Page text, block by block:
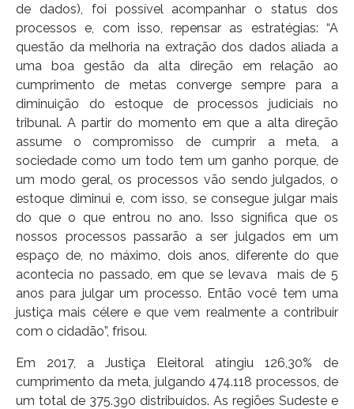
de dados), foi possível acompanhar o status dos
processos e, com isso, repensar as estratégias: “A
questão da melhoria na extração dos dados aliada a
uma boa gestão da alta direção em relação ao
cumprimento de metas converge sempre para a
diminuição do estoque de processos judiciais no
tribunal. A partir do momento em que a alta direção
assume o compromisso de cumprir a meta, a
sociedade como um todo tem um ganho porque, de
um modo geral, os processos vão sendo julgados, o
estoque diminui e, com isso, se consegue julgar mais
do que o que entrou no ano. Isso significa que os
nossos processos passarão a ser julgados em um
espaço de, no máximo, dois anos, diferente do que
acontecia no passado, em que se levava mais de 5
anos para julgar um processo. Então você tem uma
justiça mais célere e que vem realmente a contribuir
com o cidadão”, frisou.
Em 2017, a Justiça Eleitoral atingiu 126,30% de
cumprimento da meta, julgando 474.118 processos, de
um total de 375.390 distribuídos. As regiões Sudeste e